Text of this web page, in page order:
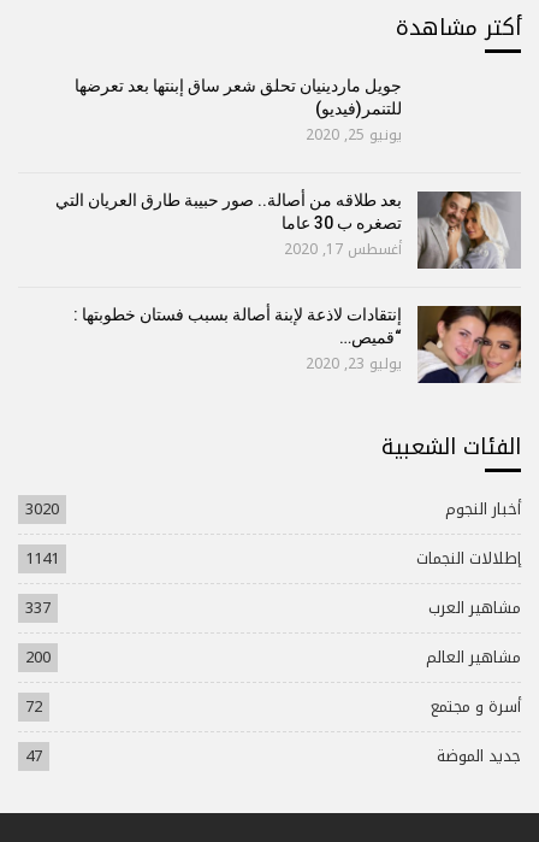
أكتر مشاهدة
جويل ماردينيان تحلق شعر ساق إبنتها بعد تعرضها
للتنمر(فيديو)
يونيو 25, 2020
بعد طلاقه من أصالة.. صور حبيبة طارق العريان التي
تصغره ب 30 عاما
أغسطس 17, 2020
إنتقادات لاذعة لإبنة أصالة بسبب فستان خطوبتها :
“قميص…
يوليو 23, 2020
الفئات الشعبية
أخبار النجوم
3020
إطلالات النجمات
1141
مشاهير العرب
337
مشاهير العالم
200
أسرة و مجتمع
72
جديد الموضة
47